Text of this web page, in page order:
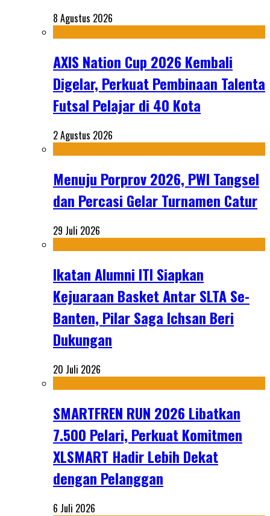
8 Agustus 2026
AXIS Nation Cup 2026 Kembali
Digelar, Perkuat Pembinaan Talenta
Futsal Pelajar di 40 Kota
2 Agustus 2026
Menuju Porprov 2026, PWI Tangsel
dan Percasi Gelar Turnamen Catur
29 Juli 2026
Ikatan Alumni ITI Siapkan
Kejuaraan Basket Antar SLTA Se-
Banten, Pilar Saga Ichsan Beri
Dukungan
20 Juli 2026
SMARTFREN RUN 2026 Libatkan
7.500 Pelari, Perkuat Komitmen
XLSMART Hadir Lebih Dekat
dengan Pelanggan
6 Juli 2026